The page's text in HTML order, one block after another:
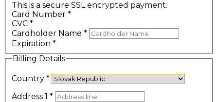
This is a secure SSL encrypted payment.
Card Number *
CVC *
Cardholder Name *
Expiration *
Billing Details
Country *
Address 1 *